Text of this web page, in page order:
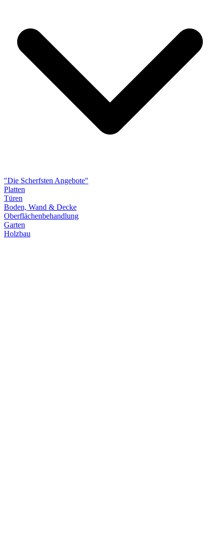
"Die Scherfsten Angebote"
Platten
Türen
Boden, Wand & Decke
Oberflächenbehandlung
Garten
Holzbau